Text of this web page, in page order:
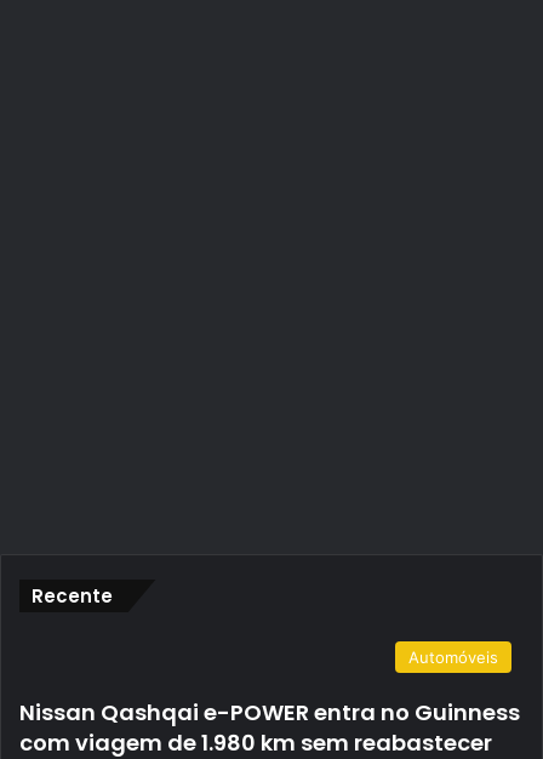
Recente
Automóveis
Nissan Qashqai e-POWER entra no Guinness
com viagem de 1.980 km sem reabastecer